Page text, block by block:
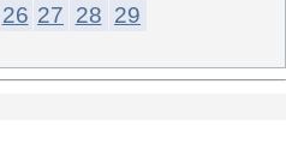
26 27 28 29